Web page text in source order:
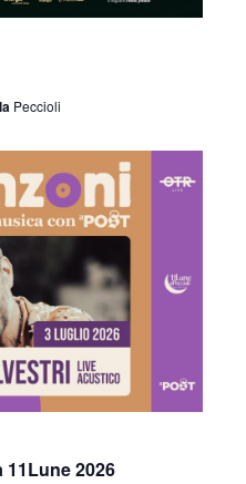
Peccioli
11Lune 2026